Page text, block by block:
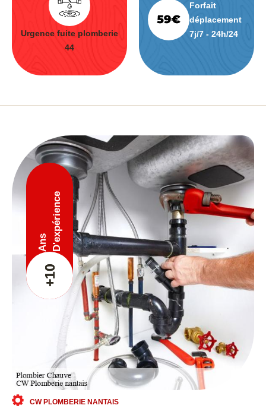
Urgence fuite plomberie
44
Forfait
déplacement
7j/7 - 24h/24
+10
Ans D'expérience
CW PLOMBERIE NANTAIS